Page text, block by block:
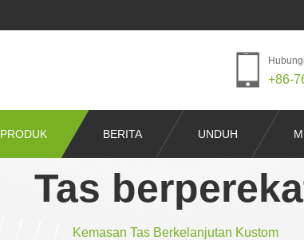
+86-
PRODUK BERITA UNDUH
Tas
Kemasan Tas Berkelanjutan Kustom